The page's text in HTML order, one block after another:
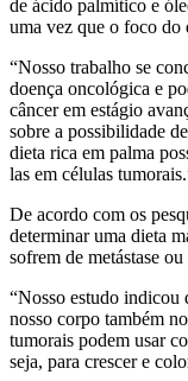
de ácido palmítico e
uma vez que o foco do
“Nosso trabalho se
doença oncológica e
câncer em estágio
sobre a possibilidade
dieta rica em palma
las em células
De acordo com os
determinar uma dieta
sofrem de metástase
“Nosso estudo indicou
nosso corpo também
tumorais podem usar
seja, para crescer e